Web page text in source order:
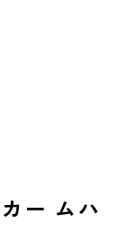
ー ムハ